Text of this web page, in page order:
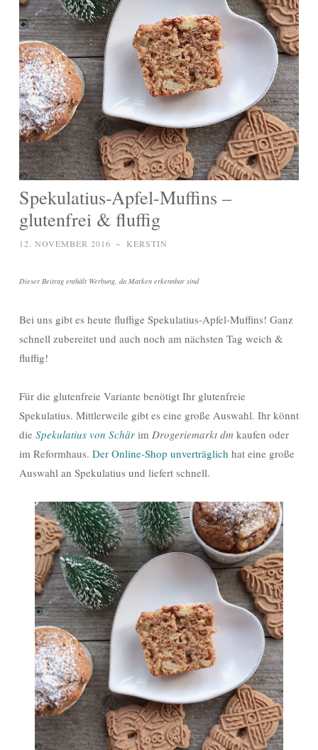
Spekulatius-Apfel-Muffins –
glutenfrei & fluffig
12. NOVEMBER 2016 ~ KERSTIN
Dieser Beitrag enthält Werbung, da Marken erkennbar sind
Bei uns gibt es heute fluffige Spekulatius-Apfel-Muffins! Ganz
schnell zubereitet und auch noch am nächsten Tag weich &
fluffig!
Für die glutenfreie Variante benötigt Ihr glutenfreie
Spekulatius. Mittlerweile gibt es eine große Auswahl. Ihr könnt
die Spekulatius von Schär im Drogeriemarkt dm kaufen oder
im Reformhaus. Der Online-Shop unverträglich hat eine große
Auswahl an Spekulatius und liefert schnell.